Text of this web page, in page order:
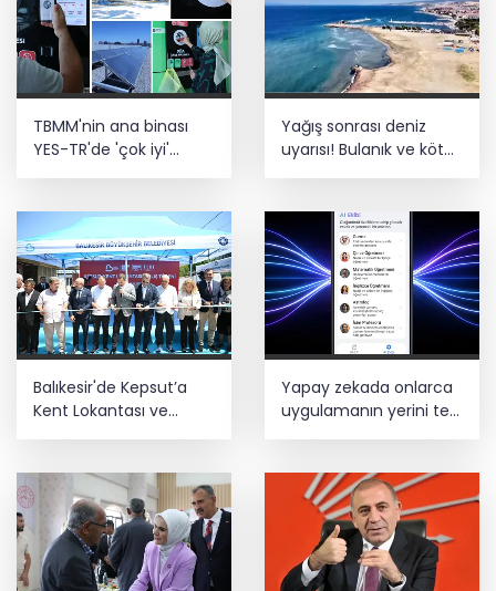
TBMM'nin ana binası
YES-TR'de 'çok iyi'
Yağış sonrası deniz
uyarısı! Bulanık ve kötü
Balıkesir'de Kepsut’a
Kent Lokantası ve
altyapı desteği
Yapay zekada onlarca
uygulamanın yerini tek
asistan alabilir